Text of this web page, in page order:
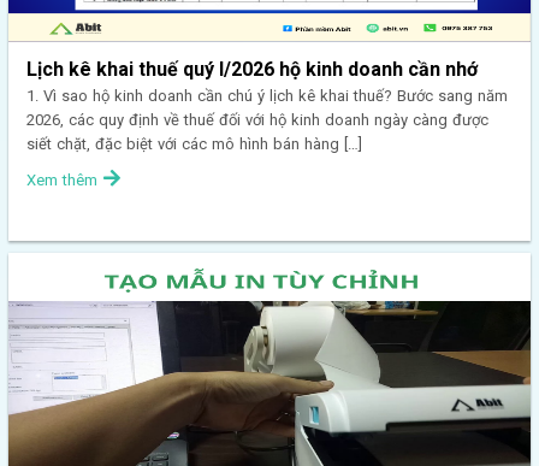
Lịch kê khai thuế quý I/2026 hộ kinh doanh cần nhớ
1. Vì sao hộ kinh doanh cần chú ý lịch kê khai thuế? Bước sang năm
2026, các quy định về thuế đối với hộ kinh doanh ngày càng được
siết chặt, đặc biệt với các mô hình bán hàng […]
Xem thêm